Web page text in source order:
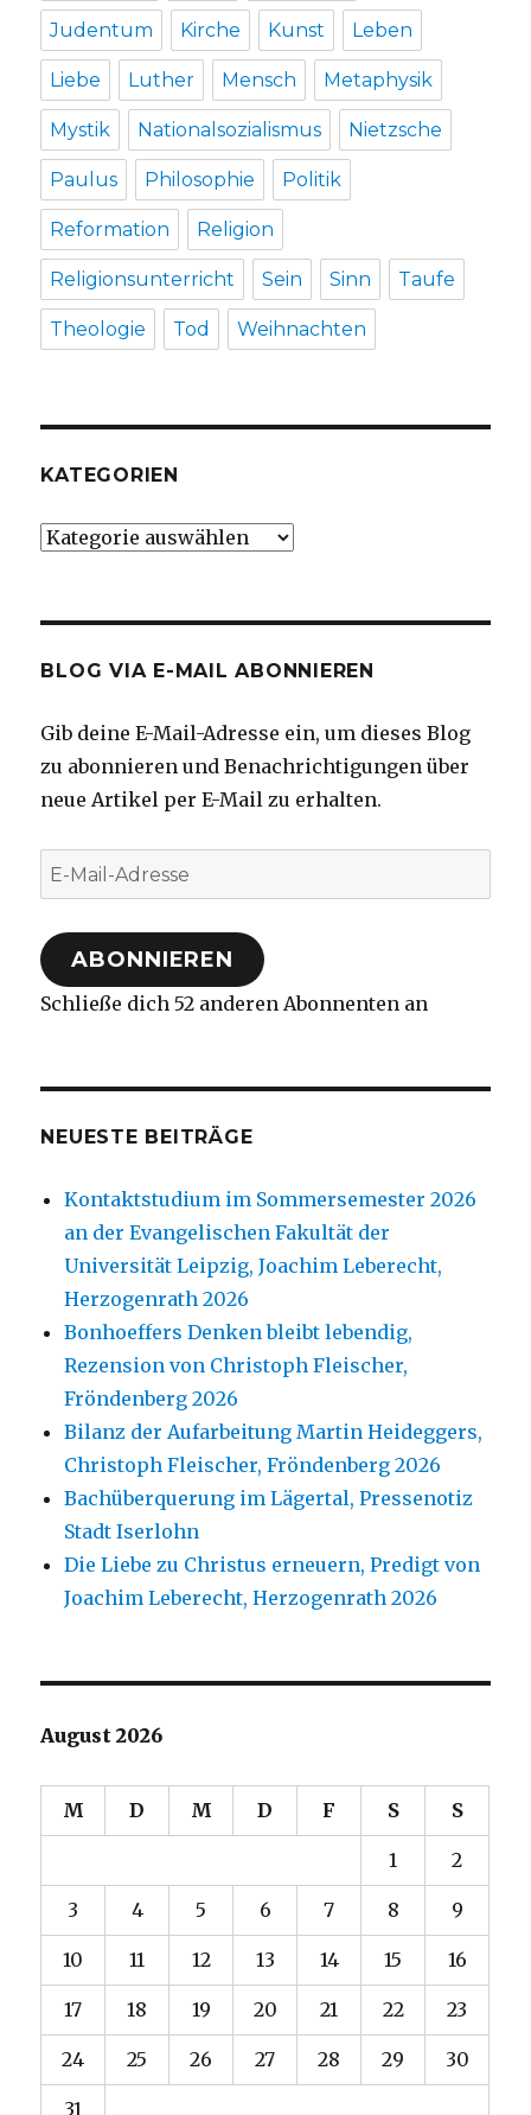
Judentum Kirche Kunst Leben
Liebe Luther Mensch Metaphysik
Mystik Nationalsozialismus Nietzsche
Paulus Philosophie Politik
Reformation Religion
Religionsunterricht Sein Sinn Taufe
Theologie Tod Weihnachten
KATEGORIEN
Kategorien
BLOG VIA E-MAIL ABONNIEREN
Gib deine E-Mail-Adresse ein, um dieses Blog
zu abonnieren und Benachrichtigungen über
neue Artikel per E-Mail zu erhalten.
E-
Mail-
Adresse
ABONNIEREN
Schließe dich 52 anderen Abonnenten an
NEUESTE BEITRÄGE
Kontaktstudium im Sommersemester 2026
an der Evangelischen Fakultät der
Universität Leipzig, Joachim Leberecht,
Herzogenrath 2026
Bonhoeffers Denken bleibt lebendig,
Rezension von Christoph Fleischer,
Fröndenberg 2026
Bilanz der Aufarbeitung Martin Heideggers,
Christoph Fleischer, Fröndenberg 2026
Bachüberquerung im Lägertal, Pressenotiz
Stadt Iserlohn
Die Liebe zu Christus erneuern, Predigt von
Joachim Leberecht, Herzogenrath 2026
August 2026
M D M D F S S
1 2
3 4 5 6 7 8 9
10 11 12 13 14 15 16
17 18 19 20 21 22 23
24 25 26 27 28 29 30
31